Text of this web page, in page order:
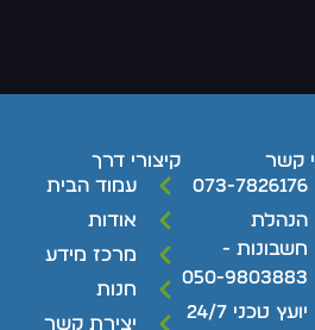
קשר
073-7826176
הנהלת
חשבונות -
050-9803883
יועץ טכני 24/7
קיצורי דרך
עמוד הבית
אודות
מרכז מידע
חנות
יצירת קשר